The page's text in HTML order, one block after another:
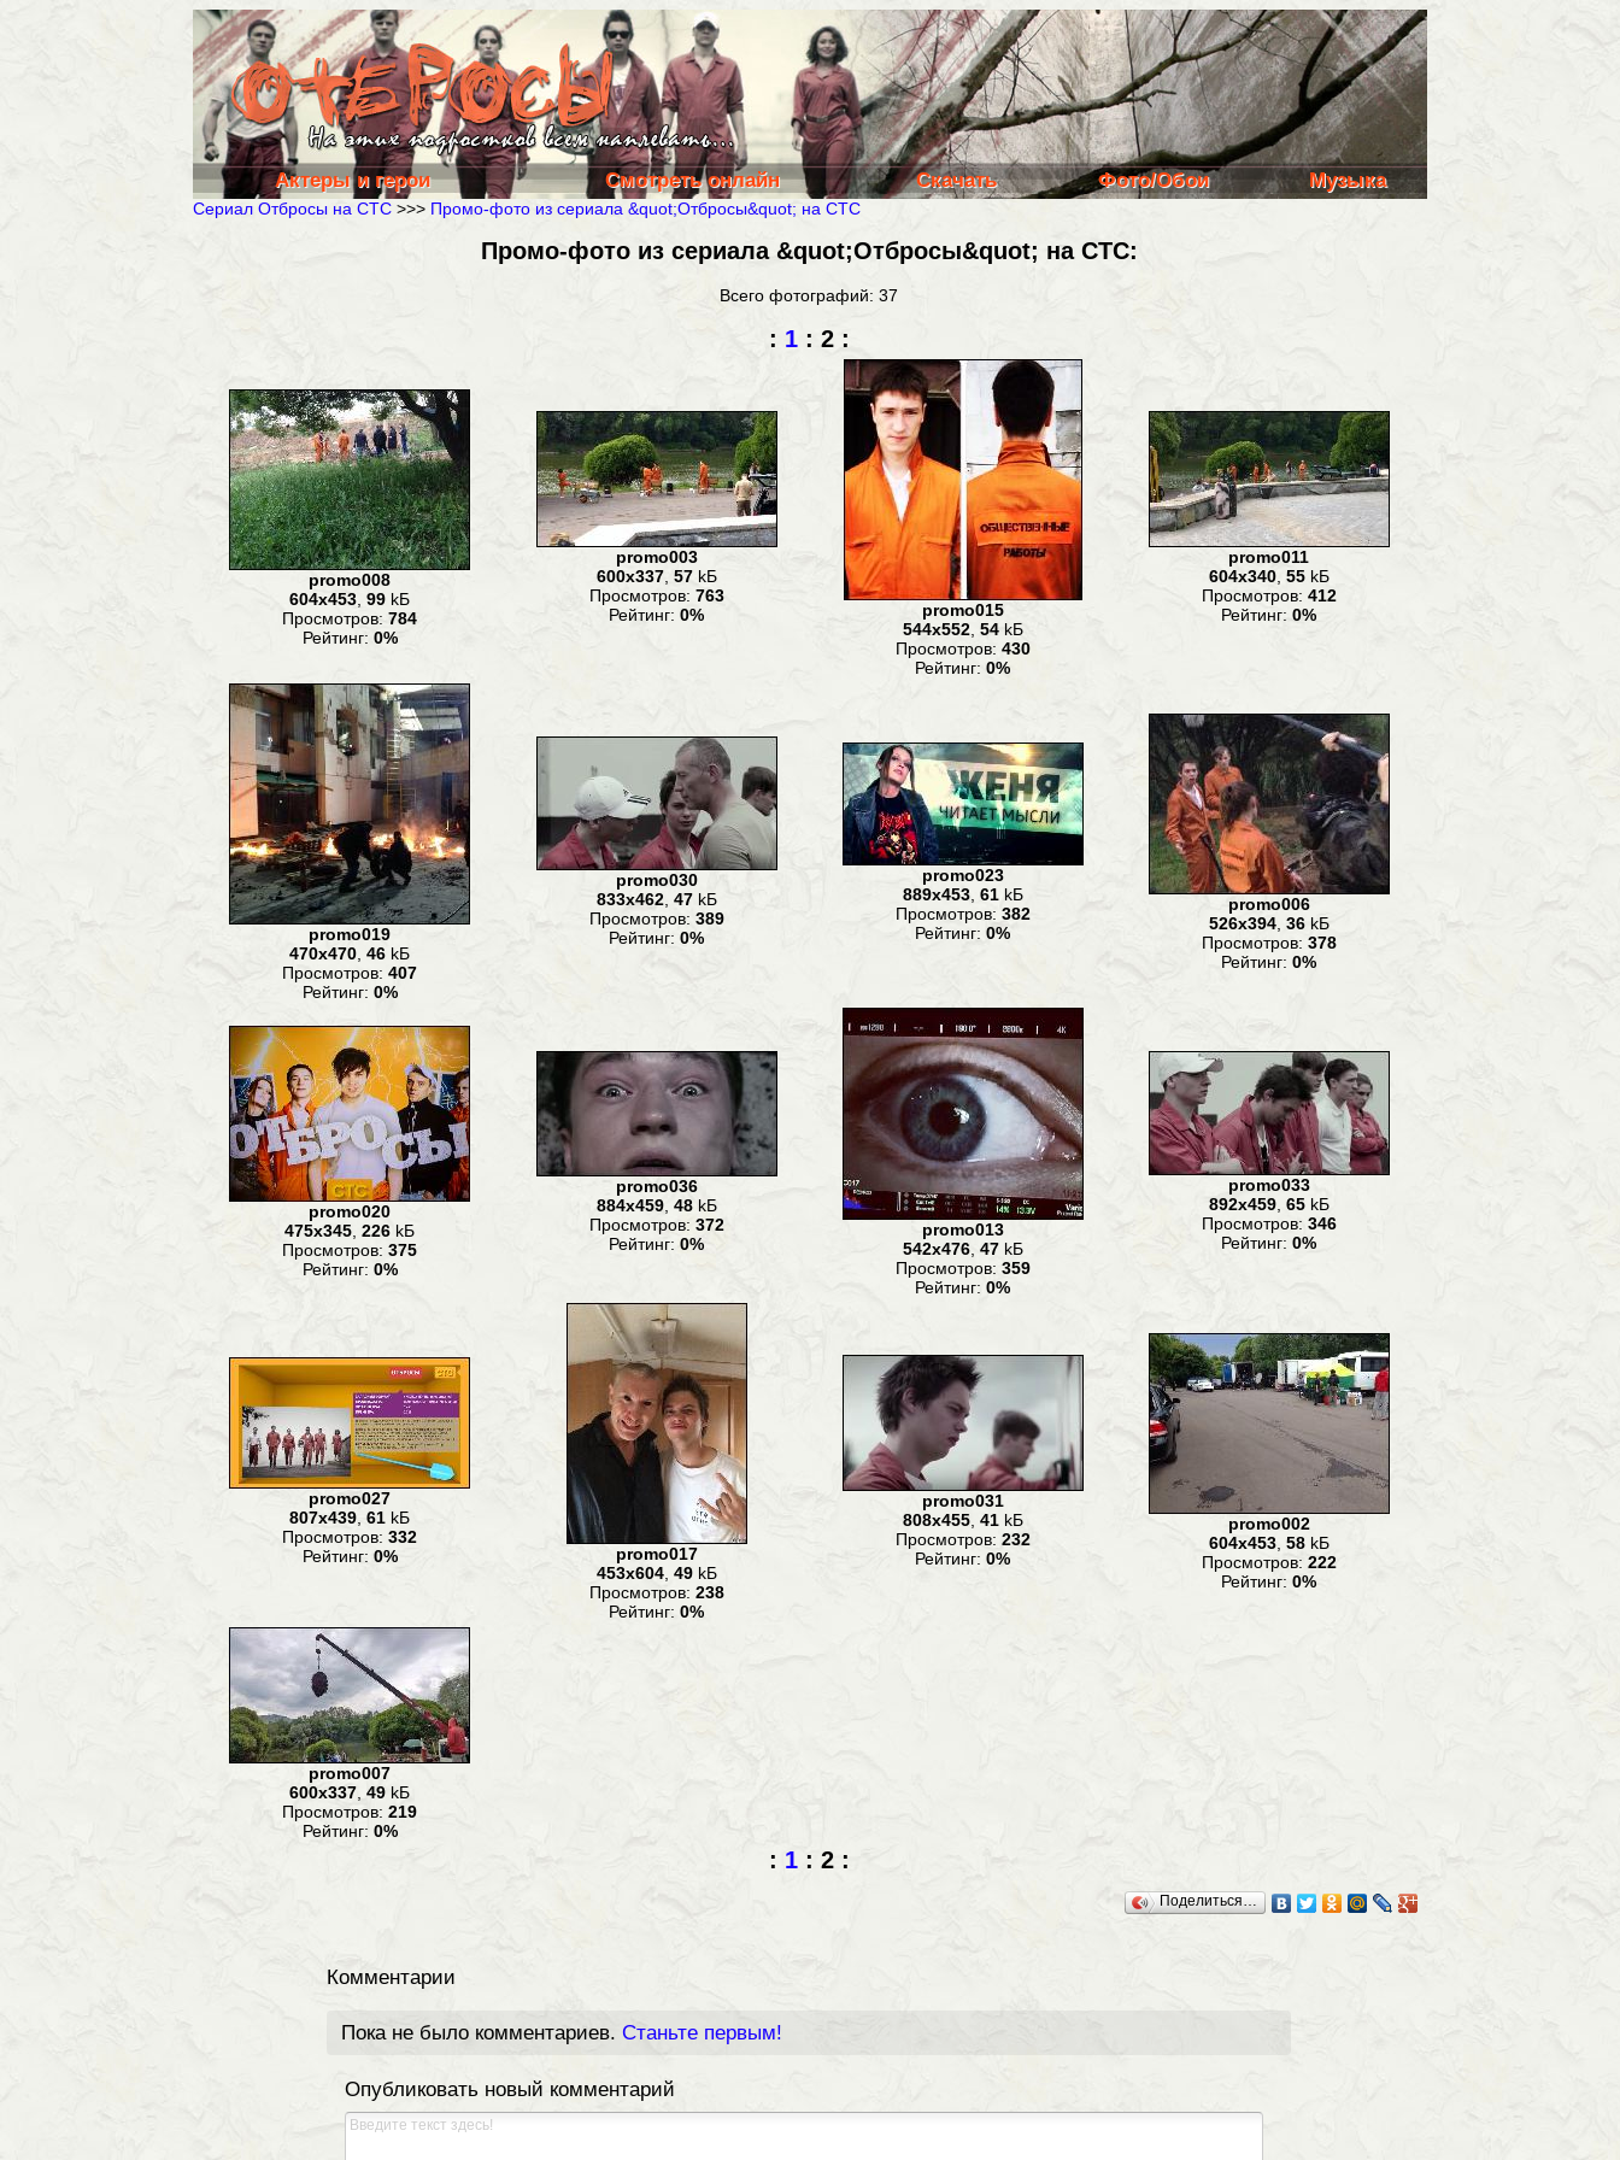
Актеры и герои Смотреть онлайн Скачать Фото/Обои Музыка
Сериал Отбросы на СТС >>> Промо-фото из сериала &quot;Отбросы&quot; на СТС
Промо-фото из сериала &quot;Отбросы&quot; на СТС:
Всего фотографий: 37
: 1: 2:
promo008
604x453 99 kБ
Просмотров: 784
Рейтинг: 0%
promo003
600x337, 57kБ
Просмотров: 763
Рейтинг: 0%
promo015
544x552, 54kБ
Просмотров: 430
Рейтинг: 0%
promo011
604x340, 55kБ
Просмотров: 412
Рейтинг: 0%
promo019
470x470 46 kБ
Просмотров: 407
Рейтинг: 0%
promo030
833x462, 47kБ
Просмотров: 389
Рейтинг: 0%
promo023
889x453, 61kБ
Просмотров: 382
Рейтинг: 0%
promo006
526x394, 36kБ
Просмотров: 378
Рейтинг: 0%
promo020
475x345 226 kБ
Просмотров: 375
Рейтинг: 0%
promo036
884x459, 48kБ
Просмотров: 372
Рейтинг: 0%
promo013
542x476, 47kБ
Просмотров: 359
Рейтинг: 0%
promo033
892x459, 65kБ
Просмотров: 346
Рейтинг: 0%
promo027
807x439 61 kБ
Просмотров: 332
Рейтинг: 0%
promo017
453x604, 49kБ
Просмотров: 238
Рейтинг: 0%
promo031
808x455, 41kБ
Просмотров: 232
Рейтинг: 0%
promo002
604x453, 58kБ
Просмотров: 222
Рейтинг: 0%
promo007
600x337 49 kБ
Просмотров: 219
Рейтинг: 0%
: 1: 2:
Поделиться…
Комментарии
Пока не было комментариев. Станьте первым!
Опубликовать новый комментарий